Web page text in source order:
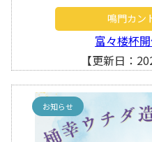
鳴門カン
富々楼杯
【更新日：
お知らせ